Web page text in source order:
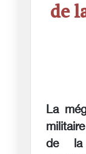
de
La
de la